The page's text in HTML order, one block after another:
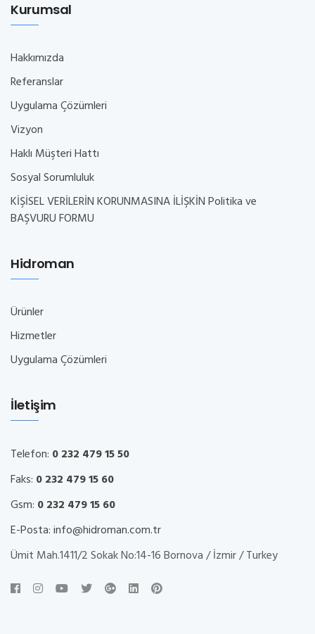
Kurumsal
Hakkımızda
Referanslar
Uygulama Çözümleri
Vizyon
Haklı Müşteri Hattı
Sosyal Sorumluluk
KİŞİSEL VERİLERİN KORUNMASINA İLİŞKİN Politika ve
BAŞVURU FORMU
Hidroman
Ürünler
Hizmetler
Uygulama Çözümleri
İletişim
Telefon: 0 232 479 15 50
Faks: 0 232 479 15 60
Gsm: 0 232 479 15 60
E-Posta:info@hidroman.com.tr
Ümit Mah.1411/2 Sokak No:14-16 Bornova / İzmir / Turkey